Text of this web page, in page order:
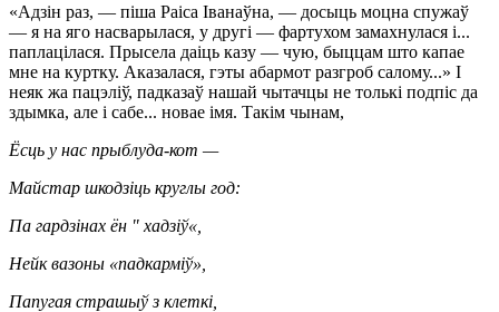
«Адзін раз, — піша Раіса Іванаўна, — досыць моцна спужаў
— я на яго насварылася, у другі — фартухом замахнулася і...
паплацілася. Прысела даіць казу — чую, быццам што капае
мне на куртку. Аказалася, гэты абармот разгроб салому...» І
неяк жа пацэліў, падказаў нашай чытачцы не толькі подпіс да
здымка, але і сабе... новае імя. Такім чынам,
Ёсць у нас прыблуда-кот —
Майстар шкодзіць круглы год:
Па гардзінах ён " хадзіў«,
Нейк вазоны «падкарміў»,
Папугая страшыў з клеткі,